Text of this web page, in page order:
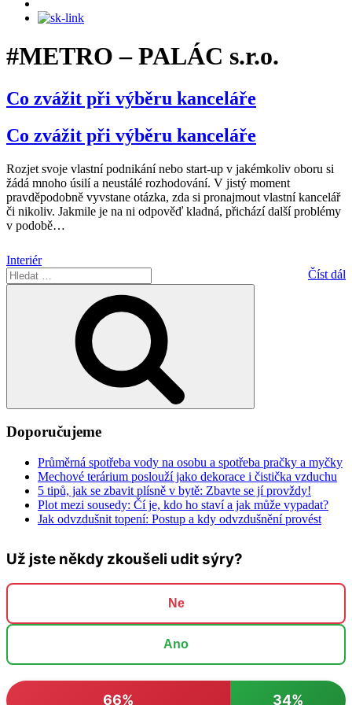
#METRO – PALÁC s.r.o.
Co zvážit při výběru kanceláře
Co zvážit při výběru kanceláře
Rozjet svoje vlastní podnikání nebo start-up v jakémkoliv oboru si
žádá mnoho úsilí a neustálé rozhodování. V jistý moment
pravděpodobně vyvstane otázka, zda si pronajmout vlastní kancelář
či nikoliv. Jakmile je na ni odpověď kladná, přichází další problémy
v podobě…
Interiér
Číst dál
Hledat:
Doporučujeme
Průměrná spotřeba vody na osobu a spotřeba pračky a myčky
Mechové terárium poslouží jako dekorace i čistička vzduchu
5 tipů, jak se zbavit plísně v bytě: Zbavte se jí provždy!
Plot mezi sousedy: Čí je, kdo ho staví a jak může vypadat?
Jak odvzdušnit topení: Postup a kdy odvzdušnění provést
Už jste někdy zkoušeli udit sýry?
Ne
Ano
66% 34%